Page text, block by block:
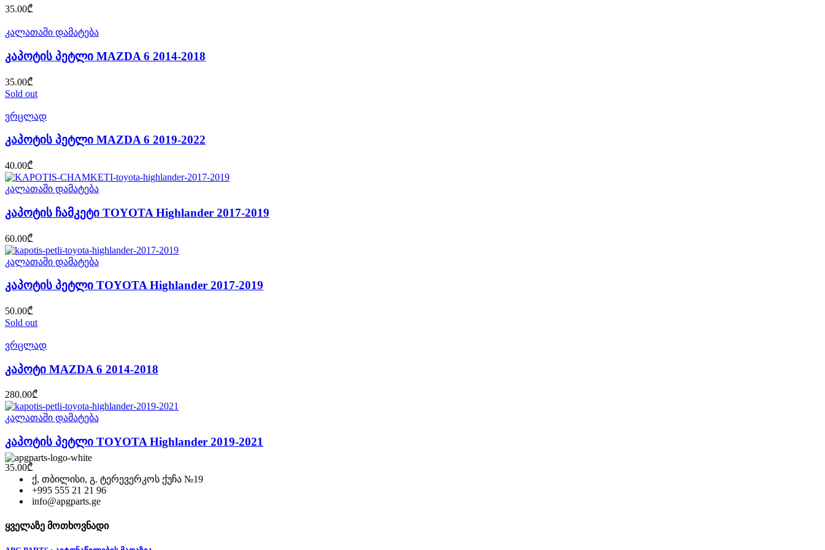
35.00₾
კალათაში დამატება
კაპოტის პეტლი MAZDA 6 2014-2018
35.00₾
Sold out
ვრცლად
კაპოტის პეტლი MAZDA 6 2019-2022
40.00₾
კალათაში დამატება
კაპოტის ჩამკეტი TOYOTA Highlander 2017-2019
60.00₾
კალათაში დამატება
კაპოტის პეტლი TOYOTA Highlander 2017-2019
50.00₾
Sold out
ვრცლად
კაპოტი MAZDA 6 2014-2018
280.00₾
კალათაში დამატება
კაპოტის პეტლი TOYOTA Highlander 2019-2021
35.00₾
ქ, თბილისი, გ. ტერევერკოს ქუჩა №19
+995 555 21 21 96
info@apgparts.ge
ყველაზე მოთხოვნადი